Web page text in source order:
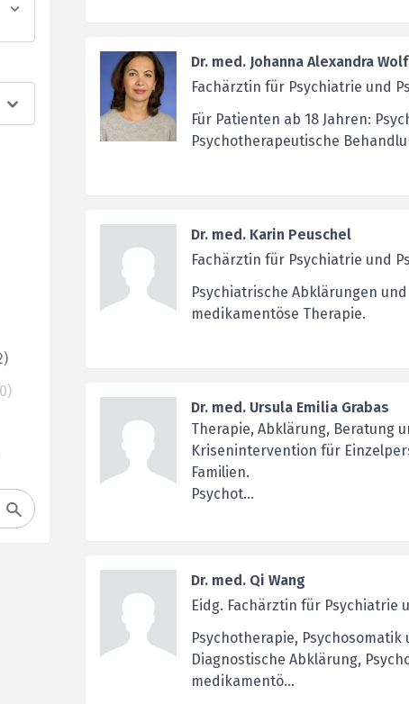
)
0)
Dr. med. Johanna Alexandra Wolf
Fachärztin für Psychiatrie und
Für Patienten ab 18 Jahren:
Psychotherapeutische
Dr. med. Karin Peuschel
Fachärztin für Psychiatrie und
Psychiatrische Abklärungen
medikamentöse Therapie.
Dr. med. Ursula Emilia Grabas
Therapie, Abklärung, Beratung
Krisenintervention für
Familien.
Psychot...
Dr. med. Qi Wang
Eidg. Fachärztin für Psychiatrie
Psychotherapie, Psychosomatik
Diagnostische Abklärung,
medikamentö...